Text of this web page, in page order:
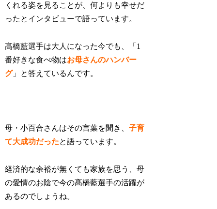
くれる姿を見ることが、何よりも幸せだ
ったとインタビューで語っています。
髙橋藍選手は大人になった今でも、
「1
番好きな食べ物はお母さんのハンバー
グ」 と答えているんです。
母・小百合さんはその言葉を聞き、子育
て大成功だったと語っています。
経済的な余裕が無くても家族を思う、母
の愛情のお陰で今の髙橋藍選手の活躍が
あるのでしょうね。